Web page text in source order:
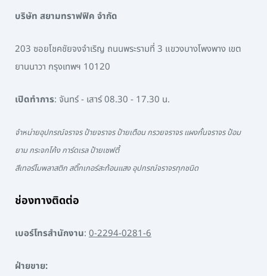
บริษัท สยามทราฟฟิค จำกัด
203 ซอยโชคชัยจงจำเริญ ถนนพระรามที่ 3 แขวงบางโพงพาง เขต
ยานนาวา กรุงเทพฯ 10120
เปิดทำการ: จันทร์ - เสาร์ 08.30 - 17.30 น.
จำหน่ายอุปกรณ์จราจร ป้ายจราจร ป้ายเตือน กรวยจราจร แผงกั้นจราจร ป้อม
ยาม กระจกโค้ง การ์ดเรล ป้ายเซฟตี้
สีเทอร์โมพลาสติก สติ๊กเกอร์สะท้อนแสง อุปกรณ์จราจรทุกชนิด
ช่องทางติดต่อ
เบอร์โทรสำนักงาน: 0-2294-0281-6
ฝ่ายขาย: